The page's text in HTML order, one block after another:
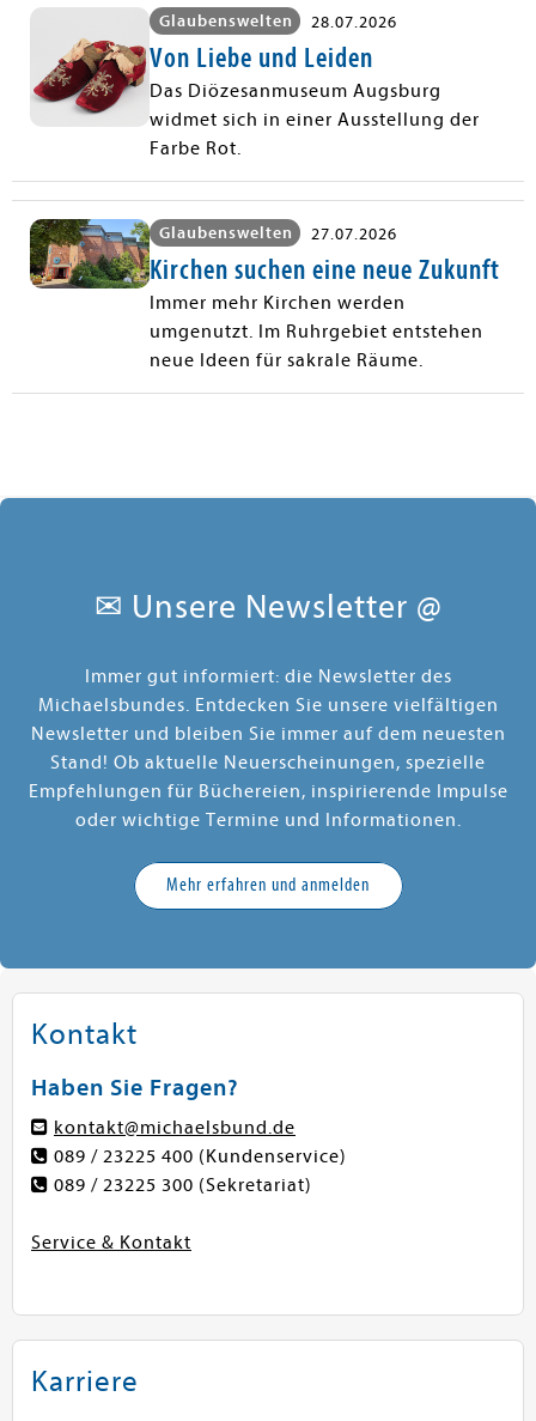
Glaubenswelten 28.07.2026
Von Liebe und Leiden
Das Diözesanmuseum Augsburg
widmet sich in einer Ausstellung der
Farbe Rot.
Glaubenswelten 27.07.2026
Kirchen suchen eine neue Zukunft
Immer mehr Kirchen werden
umgenutzt. Im Ruhrgebiet entstehen
neue Ideen für sakrale Räume.
✉ Unsere Newsletter @
Immer gut informiert: die Newsletter des
Michaelsbundes. Entdecken Sie unsere vielfältigen
Newsletter und bleiben Sie immer auf dem neuesten
Stand! Ob aktuelle Neuerscheinungen, spezielle
Empfehlungen für Büchereien, inspirierende Impulse
oder wichtige Termine und Informationen.
Mehr erfahren und anmelden
Kontakt
Haben Sie Fragen?
kontakt@michaelsbund.de
089 / 23225 400 (Kundenservice)
089 / 23225 300 (Sekretariat)
Service & Kontakt
Karriere